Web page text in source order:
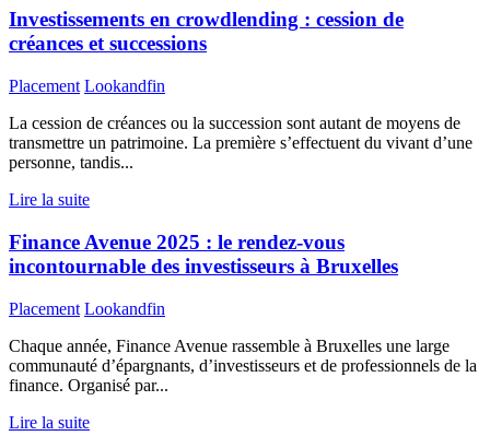
Investissements en crowdlending : cession de
créances et successions
Placement Lookandfin
La cession de créances ou la succession sont autant de moyens de
transmettre un patrimoine. La première s’effectuent du vivant d’une
personne, tandis...
Lire la suite
Finance Avenue 2025 : le rendez-vous
incontournable des investisseurs à Bruxelles
Placement Lookandfin
Chaque année, Finance Avenue rassemble à Bruxelles une large
communauté d’épargnants, d’investisseurs et de professionnels de la
finance. Organisé par...
Lire la suite